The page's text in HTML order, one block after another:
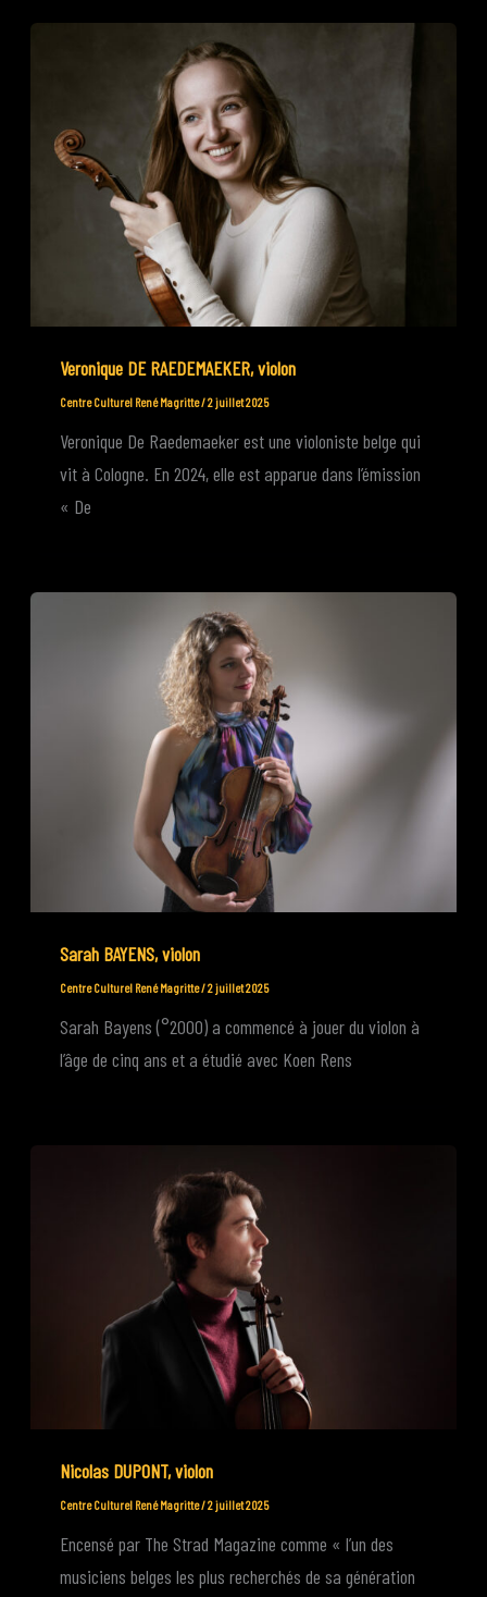
Veronique DE RAEDEMAEKER, violon
Centre Culturel René Magritte/2 juillet 2025
Veronique De Raedemaeker est une violoniste belge qui
vit à Cologne. En 2024, elle est apparue dans l’émission
« De
Sarah BAYENS, violon
Centre Culturel René Magritte/2 juillet 2025
Sarah Bayens (°2000) a commencé à jouer du violon à
l’âge de cinq ans et a étudié avec Koen Rens
Nicolas DUPONT, violon
Centre Culturel René Magritte/2 juillet 2025
Encensé par The Strad Magazine comme « l’un des
musiciens belges les plus recherchés de sa génération